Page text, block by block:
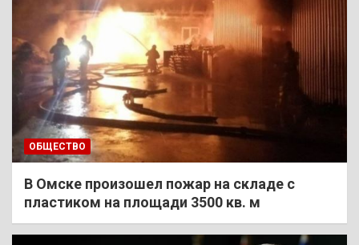
ОБЩЕСТВО
В Омске произошел пожар на складе с
пластиком на площади 3500 кв. м